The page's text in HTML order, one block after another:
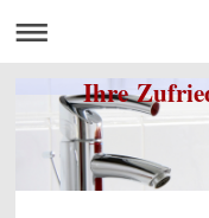
Ihre